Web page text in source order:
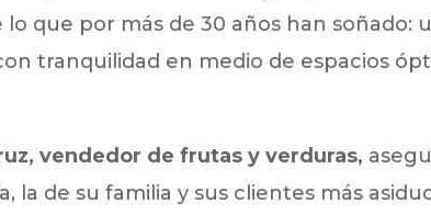
que por más de 30 años han soñado:
tranquilidad en medio de espacios
vendedor de frutas y verduras,
la de su familia y sus clientes más